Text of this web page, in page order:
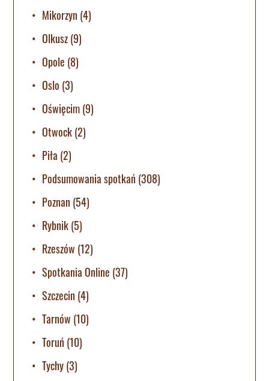
Mikorzyn (4)
Olkusz(9)
Opole (8)
Oslo (3)
Oświęcim(9)
Otwock(2)
Piła (2)
Podsumowania spotkań (308)
Poznan (54)
Rybnik(5)
Rzeszów (12)
Spotkania Online (37)
Szczecin (4)
Tarnów (10)
Toruń (10)
Tychy(3)